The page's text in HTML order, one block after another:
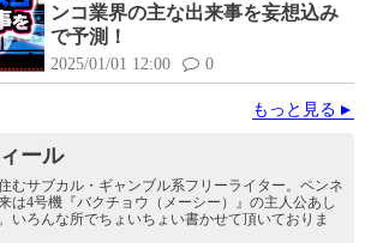
ンコ業界の主な出来事を妄想込み
で予測！
2025/01/01 12:00 0
もっと見る
ール
住むサブカル・ギャンブル系フリーライター。ペンネ
は4号機『バクチョウ（メーシー）』の主人公あし
いろんな所でちょいちょい書かせて頂いておりま